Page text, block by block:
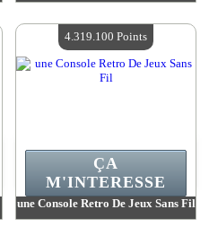
Quantité Disponible :4
une Console Retro De Jeux Sans Fil
ÇA
M'INTERESSE
4.319.100 Points